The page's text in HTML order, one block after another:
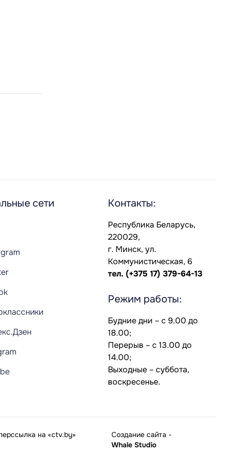
сети Контакты:
Республика Беларусь,
220029,
г. Минск, ул.
Коммунистическая, 6
тел. (+375 17) 379-64-13
Режим работы:
Будние дни – с 9.00 до
18.00;
Перерыв – с 13.00 до
14.00;
Выходные – суббота,
воскресенье.
на «ctv.by»
Создание сайта -
Whale Studio